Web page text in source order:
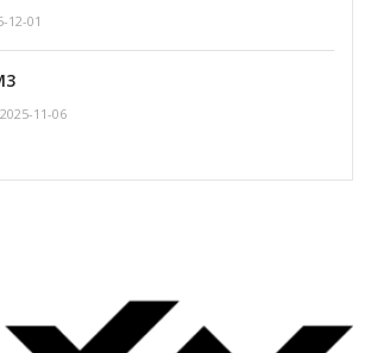
12-01
2025-11-06